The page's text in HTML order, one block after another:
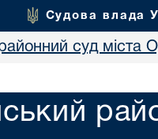
Судова влада
суд міста